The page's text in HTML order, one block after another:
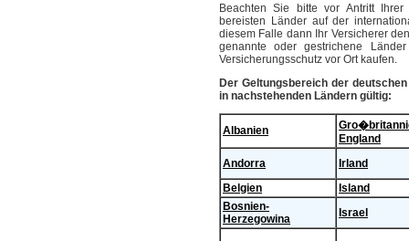
Beachten Sie bitte vor Antritt
bereisten Länder auf der
diesem Falle dann Ihr Versicherer
genannte oder gestrichene
Versicherungsschutz vor Ort kaufen.
Der Geltungsbereich der
in nachstehenden Ländern gültig:
Albanien
England
Andorra
Irland
Belgien
Island
Bosnien-
Herzegowina
Israel